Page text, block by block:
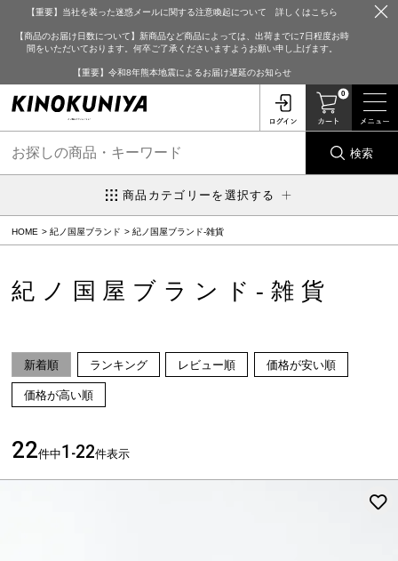
【重要】当社を装った迷惑メールに関する注意喚起について 詳しくはこちら
【商品のお届け日数について】新商品など商品によっては、出荷までに7日程度お時
間をいただいております。何卒ご了承くださいますようお願い申し上げます。
【重要】令和8年熊本地震によるお届け遅延のお知らせ
0
検索
商品カテゴリーを選択する
HOME 紀ノ国屋ブランド 紀ノ国屋ブランド-雑貨
紀ノ国屋ブランド-雑貨
新着順 ランキング レビュー順 価格が安い順
価格が高い順
22件中1 -22件表示